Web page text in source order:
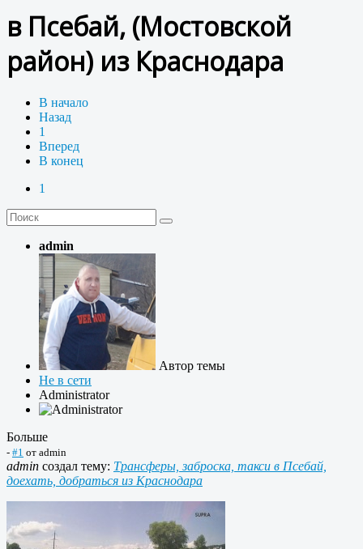
в Псебай, (Мостовской
район) из Краснодара
В начало
Назад
1
Вперед
В конец
1
admin
Автор темы
Не в сети
Administrator
Больше
- #1 от admin
admin создал тему: Трансферы, заброска, такси в Псебай,
доехать, добраться из Краснодара